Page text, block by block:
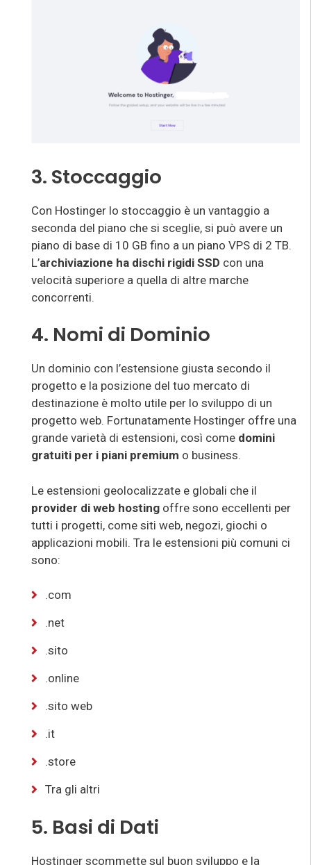
3. Stoccaggio
Con Hostinger lo stoccaggio è un vantaggio a
seconda del piano che si sceglie, si può avere un
piano di base di 10 GB fino a un piano VPS di 2 TB.
L’archiviazione ha dischi rigidi SSD con una
velocità superiore a quella di altre marche
concorrenti.
4. Nomi di Dominio
Un dominio con l’estensione giusta secondo il
progetto e la posizione del tuo mercato di
destinazione è molto utile per lo sviluppo di un
progetto web. Fortunatamente Hostinger offre una
grande varietà di estensioni, così come domini
gratuiti per i piani premium o business.
Le estensioni geolocalizzate e globali che il
provider di web hosting offre sono eccellenti per
tutti i progetti, come siti web, negozi, giochi o
applicazioni mobili. Tra le estensioni più comuni ci
sono:
.com
.net
.sito
.online
.sito web
.it
.store
Tra gli altri
5. Basi di Dati
Hostinger scommette sul buon sviluppo e la